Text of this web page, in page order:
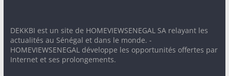
DEKKBI est un site de HOMEVIEWSENEGAL SA relayant les
actualités au Sénégal et dans le monde. -
HOMEVIEWSENEGAL développe les opportunités offertes par
Internet et ses prolongements.